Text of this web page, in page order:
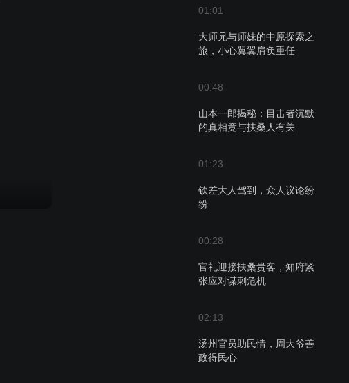
01:01
大师兄与师妹的中原探索之
旅，小心翼翼肩负重任
00:48
山本一郎揭秘：目击者沉默
的真相竟与扶桑人有关
01:23
钦差大人驾到，众人议论纷
纷
00:28
官礼迎接扶桑贵客，知府紧
张应对谋刺危机
02:13
汤州官员助民情，周大爷善
政得民心